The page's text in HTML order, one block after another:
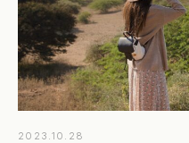
2023.10.28